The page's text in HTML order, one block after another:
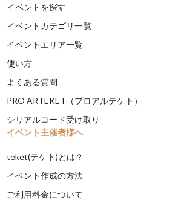
イベントを探す
イベントカテゴリ一覧
イベントエリア一覧
使い方
よくある質問
PRO ARTEKET（プロアルテケト）
シリアルコード受け取り
イベント主催者様へ
teket(テケト)とは？
イベント作成の方法
ご利用料金について